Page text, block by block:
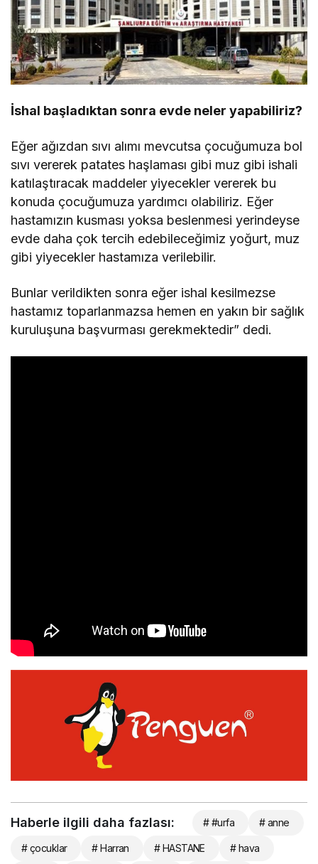
İshal başladıktan sonra evde neler yapabiliriz?
Eğer ağızdan sıvı alımı mevcutsa çocuğumuza bol
sıvı vererek patates haşlaması gibi muz gibi ishali
katılaştıracak maddeler yiyecekler vererek bu
konuda çocuğumuza yardımcı olabiliriz. Eğer
hastamızın kusması yoksa beslenmesi yerindeyse
evde daha çok tercih edebileceğimiz yoğurt, muz
gibi yiyecekler hastamıza verilebilir.
Bunlar verildikten sonra eğer ishal kesilmezse
hastamız toparlanmazsa hemen en yakın bir sağlık
kuruluşuna başvurması gerekmektedir” dedi.
Haberle ilgili daha fazlası: # #urfa # anne
# çocuklar # Harran # HASTANE # hava